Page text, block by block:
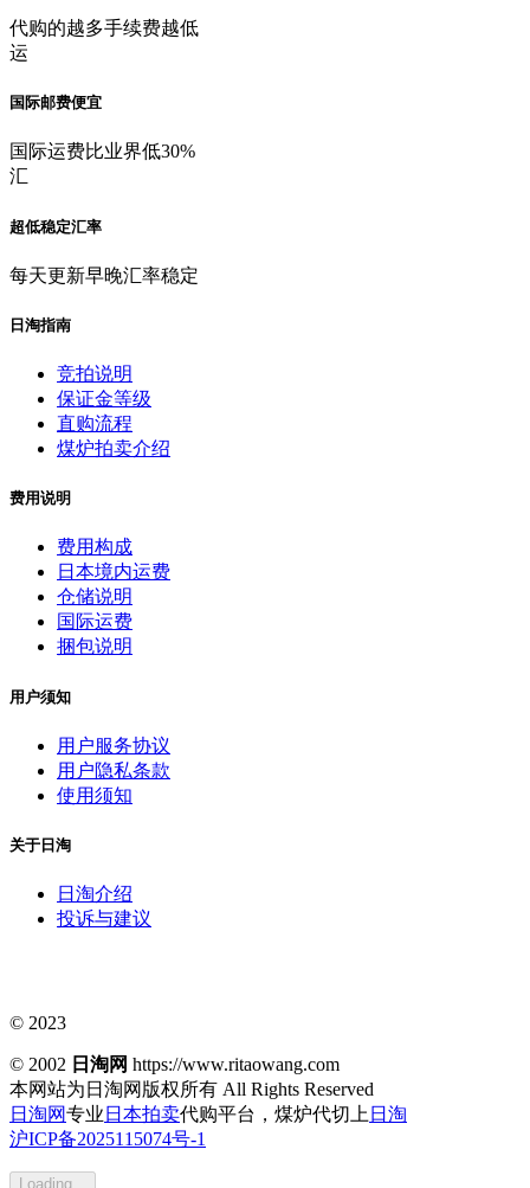
代购的越多手续费越低
运
国际邮费便宜
国际运费比业界低30%
汇
超低稳定汇率
每天更新早晚汇率稳定
日淘指南
竞拍说明
保证金等级
直购流程
煤炉拍卖介绍
费用说明
费用构成
日本境内运费
仓储说明
国际运费
捆包说明
用户须知
用户服务协议
用户隐私条款
使用须知
关于日淘
日淘介绍
投诉与建议
© 2023
© 2002 日淘网 https://www.ritaowang.com
本网站为日淘网版权所有 All Rights Reserved
日淘网专业 日本拍卖代购平台，煤炉代切上 日淘
沪ICP备2025115074号-1
Loading...